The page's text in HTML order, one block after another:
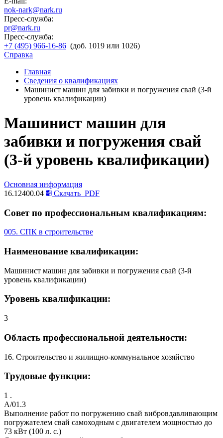
nok-nark@nark.ru
Пресс-служба:
pr@nark.ru
Пресс-служба:
+7 (495) 966-16-86 (доб. 1019 или 1026)
Справка
Главная
Сведения о квалификациях
Машинист машин для забивки и погружения свай (3-й
уровень квалификации)
Машинист машин для
забивки и погружения свай
(3-й уровень квалификации)
Основная информация
16.12400.04
Скачать PDF
Совет по профессиональным квалификациям:
005. СПК в строительстве
Наименование квалификации:
Машинист машин для забивки и погружения свай (3-й
уровень квалификации)
Уровень квалификации:
3
Область профессиональной деятельности:
16. Строительство и жилищно-коммунальное хозяйство
Трудовые функции:
1 .
A/01.3
Выполнение работ по погружению свай вибровдавливающим
погружателем свай самоходным с двигателем мощностью до
73 кВт (100 л. с.)